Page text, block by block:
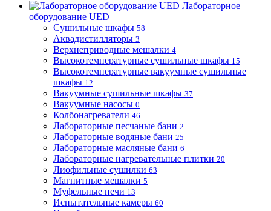
Лабораторное
оборудование UED
Сушильные шкафы 58
Аквадистилляторы 3
Верхнеприводные мешалки 4
Высокотемпературные сушильные шкафы 15
Высокотемпературные вакуумные сушильные
шкафы 12
Вакуумные сушильные шкафы 37
Вакуумные насосы 0
Колбонагреватели 46
Лабораторные песчаные бани 2
Лабораторные водяные бани 25
Лабораторные масляные бани 6
Лабораторные нагревательные плитки 20
Лиофильные сушилки 63
Магнитные мешалки 5
Муфельные печи 13
Испытательные камеры 60